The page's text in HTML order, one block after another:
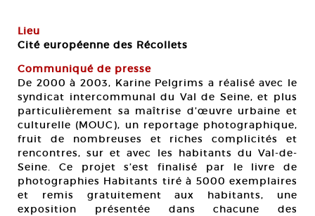
Lieu
Cité européenne des Récollets
Communiqué de presse
De 2000 à 2003, Karine Pelgrims a réalisé avec le
syndicat intercommunal du Val de Seine, et plus
particulièrement sa maîtrise d’œuvre urbaine et
culturelle (MOUC), un reportage photographique,
fruit de nombreuses et riches complicités et
rencontres, sur et avec les habitants du Val-de-
Seine. Ce projet s’est finalisé par le livre de
photographies Habitants tiré à 5000 exemplaires
et remis gratuitement aux habitants, une
exposition présentée dans chacune des